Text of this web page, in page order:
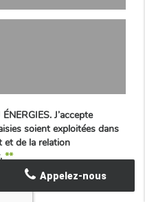
J’accepte
soient exploitées dans
et de la relation
**
Appelez-nous